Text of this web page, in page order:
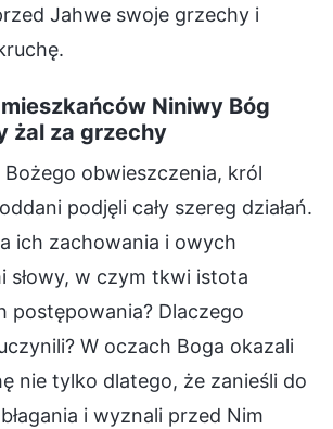
Jahwe swoje grzechy i
Niniwy Bóg
żal za grzechy
Bożego obwieszczenia, król
podjęli cały szereg działań.
ich zachowania i owych
słowy, w czym tkwi istota
postępowania? Dlaczego
W oczach Boga okazali
nie tylko dlatego, że zanieśli do
i wyznali przed Nim